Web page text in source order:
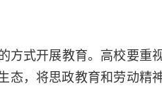
方式开展教育。高校要重
，将思政教育和劳动精